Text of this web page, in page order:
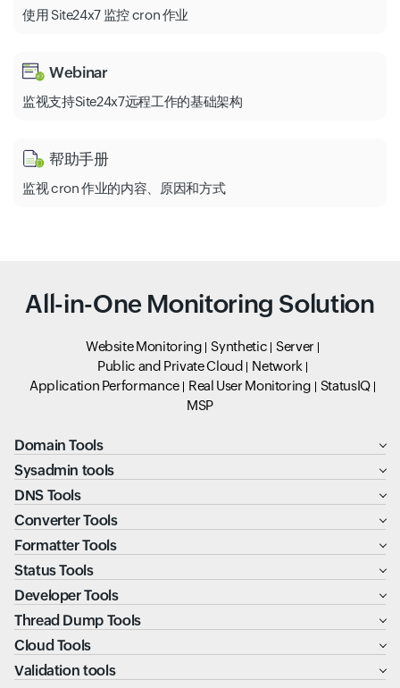
使用 Site24x7 监控 cron 作业
Webinar
监视支持Site24x7远程工作的基础架构
帮助手册
监视 cron 作业的内容、原因和方式
All-in-One Monitoring Solution
Website Monitoring Synthetic
Server
Public and Private Cloud
Network
Application Performance
Real User Monitoring
StatusIQ
MSP
Domain Tools
Sysadmin tools
DNS Tools
Converter Tools
Formatter Tools
Status Tools
Developer Tools
Thread Dump Tools
Cloud Tools
Validation tools